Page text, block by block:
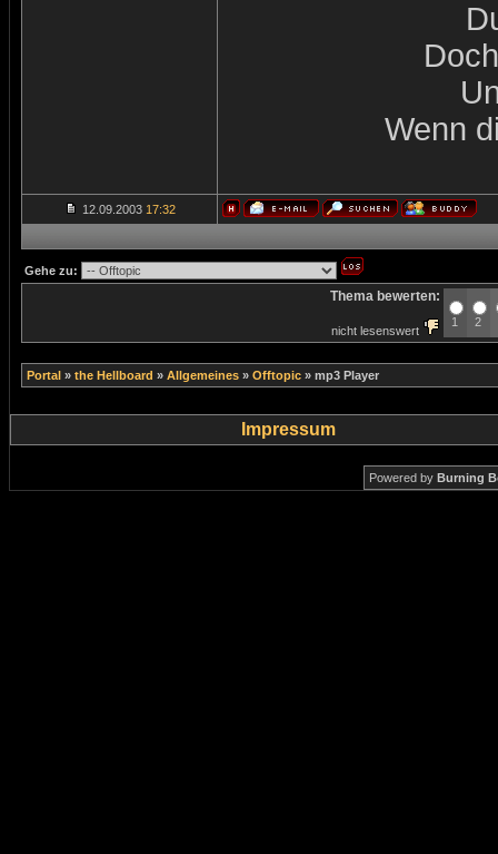
Wenn
12.09.2003 17:32
Gehe zu:
Thema bewerten:
nicht lesenswert
1 2
Portal » the Hellboard » Allgemeines » Offtopic » mp3 Player
Impressum
Powered by Burning